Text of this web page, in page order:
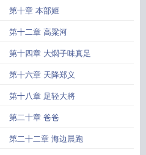
第十章 本部姬
第十二章 高粱河
第十四章 大燜子味真足
第十六章 天降郑义
第十八章 足轻大將
第二十章 爸爸
第二十二章 海边晨跑